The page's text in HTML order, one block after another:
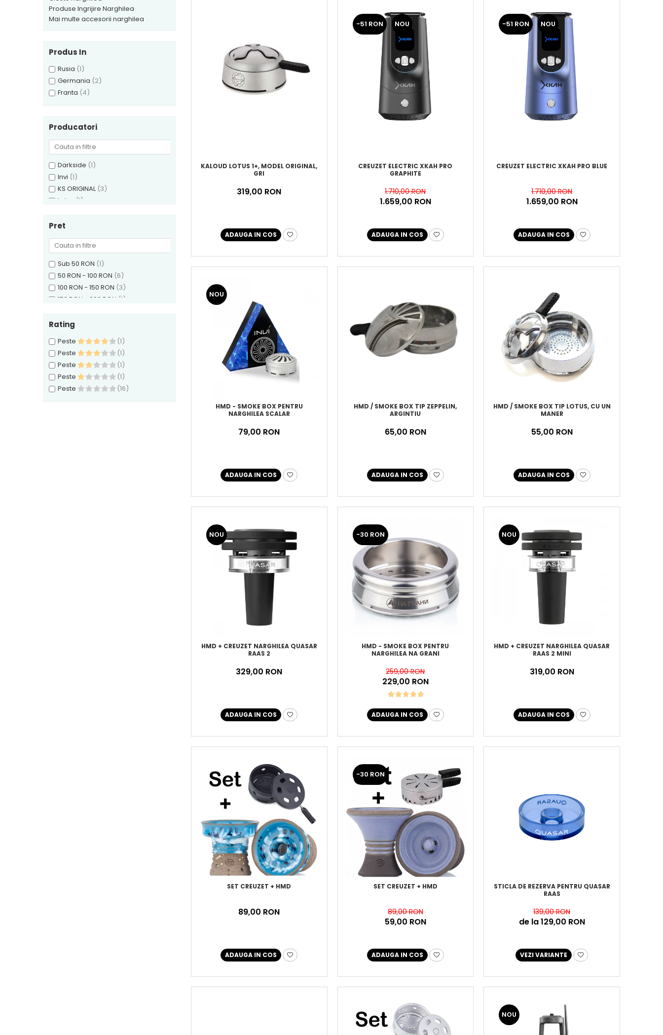
Produse Ingrijire Narghilea
Mai multe accesorii narghilea
Produs In
Rusia (1)
Germania (2)
Franta (4)
Producatori
Darkside (1)
Invi (1)
KS ORIGINAL (3)
Lotus
(1)
Quasar
XKAH(2)
Pret
Sub 50 RON (1)
50 RON - 100 RON (6)
100 RON - 150 RON (3)
150 RON - 200 RON (1)
300 RON - 400 RON
Rating
Peste
(1)
Peste
(1)
Peste
(1)
Peste
(1)
Peste
(16)
KALOUD LOTUS 1+, MODEL ORIGINAL,
GRI
319,00 RON
ADAUGA IN COS
-51 RON NOU
CREUZET ELECTRIC XKAH PRO
GRAPHITE
1.710,00 RON
1.659,00 RON
ADAUGA IN COS
-51 RON NOU
CREUZET ELECTRIC XKAH PRO BLUE
1.710,00 RON
1.659,00 RON
ADAUGA IN COS
NOU
HMD - SMOKE BOX PENTRU
NARGHILEA SCALAR
79,00 RON
ADAUGA IN COS
HMD / SMOKE BOX TIP ZEPPELIN,
ARGINTIU
65,00 RON
ADAUGA IN COS
HMD / SMOKE BOX TIP LOTUS, CU UN
MANER
55,00 RON
ADAUGA IN COS
NOU
HMD + CREUZET NARGHILEA QUASAR
RAAS 2
329,00 RON
ADAUGA IN COS
-30 RON
HMD - SMOKE BOX PENTRU
NARGHILEA NA GRANI
259,00 RON
229,00 RON
ADAUGA IN COS
NOU
HMD + CREUZET NARGHILEA QUASAR
RAAS 2 MINI
319,00 RON
ADAUGA IN COS
SET CREUZET + HMD
89,00 RON
ADAUGA IN COS
-30 RON
SET CREUZET + HMD
89,00 RON
59,00 RON
ADAUGA IN COS
STICLA DE REZERVA PENTRU QUASAR
RAAS
139,00 RON
de la 129,00 RON
VEZI VARIANTE
NOU